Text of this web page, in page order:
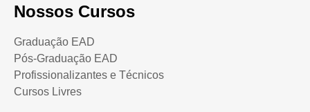
Nossos Cursos
Graduação EAD
Pós-Graduação EAD
Profissionalizantes e Técnicos
Cursos Livres